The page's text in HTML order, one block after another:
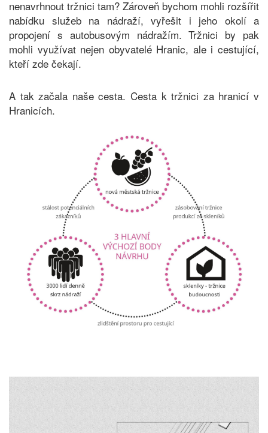
nenavrhnout tržnici tam? Zároveň bychom mohli rozšířit
nabídku služeb na nádraží, vyřešit i jeho okolí a
propojení s autobusovým nádražím. Tržnici by pak
mohli využívat nejen obyvatelé Hranic, ale i cestující,
kteří zde čekají.
A tak začala naše cesta. Cesta k tržnici za hranicí v
Hranicích.